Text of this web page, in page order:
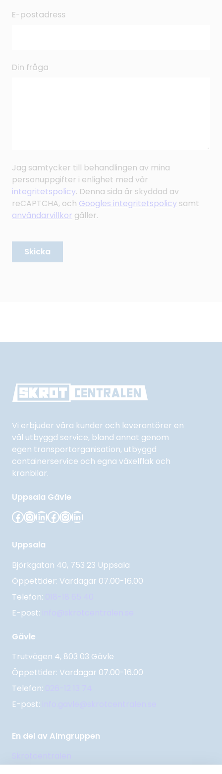
E-postadress
Din fråga
Jag samtycker till behandlingen av mina
personuppgifter i enlighet med vår
integritetspolicy. Denna sida är skyddad av
reCAPTCHA, och Googles integritetspolicy samt
användarvillkor gäller.
Vi erbjuder våra kunder och leverantörer en
väl utbyggd service, bland annat genom
egen transportorganisation, utbyggd
containerservice och egna växelflak och
kranbilar.
Uppsala
Facebook
Instagram
LinkedIn
Gävle
Facebook
Instagram
LinkedIn
Uppsala
Björkgatan 40, 753 23 Uppsala
Öppettider: Vardagar 07.00-16.00
Telefon:
E-post:
Gävle
Trutvägen 4, 803 03 Gävle
Öppettider: Vardagar 07.00-16.00
Telefon:
E-post:
En del av Almgruppen